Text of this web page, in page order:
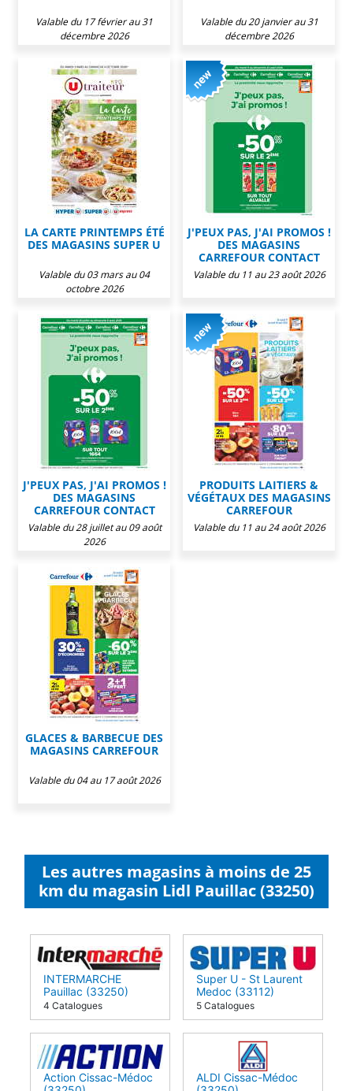
Valable du 17 février au 31
décembre 2026
Valable du 20 janvier au 31
décembre 2026
LA CARTE PRINTEMPS ÉTÉ
DES MAGASINS SUPER U
Valable du 03 mars au 04
octobre 2026
J'PEUX PAS, J'AI PROMOS !
DES MAGASINS
CARREFOUR CONTACT
Valable du 11 au 23 août 2026
J'PEUX PAS, J'AI PROMOS !
DES MAGASINS
CARREFOUR CONTACT
Valable du 28 juillet au 09 août
2026
PRODUITS LAITIERS &
VÉGÉTAUX DES MAGASINS
CARREFOUR
Valable du 11 au 24 août 2026
GLACES & BARBECUE DES
MAGASINS CARREFOUR
Valable du 04 au 17 août 2026
Les autres magasins à moins de 25
km du magasin Lidl Pauillac (33250)
INTERMARCHE
Pauillac (33250)
4 Catalogues
Super U - St Laurent
Medoc (33112)
5 Catalogues
Action Cissac-Médoc
ALDI Cissac-Médoc